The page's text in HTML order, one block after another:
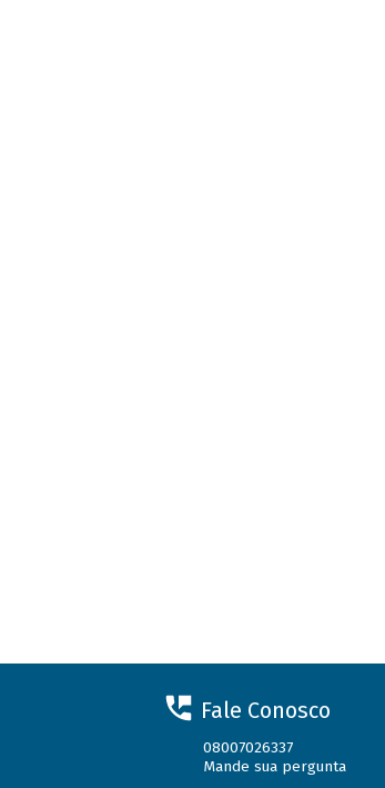
Fale Conosco
08007026337
Mande sua pergunta